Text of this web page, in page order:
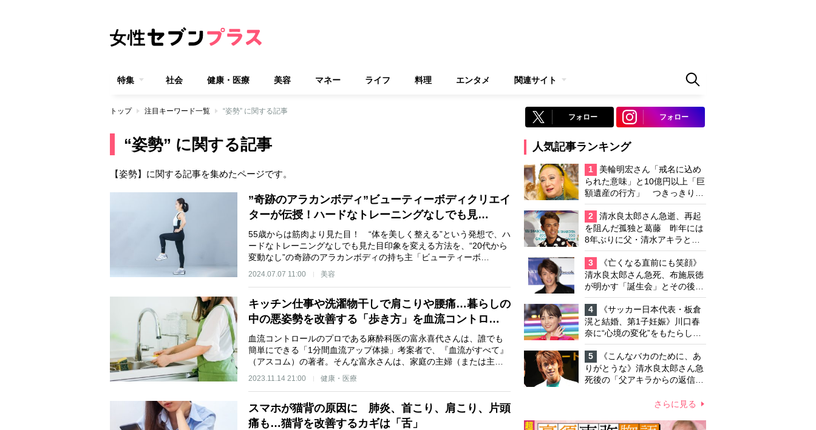
特集 社会 健康・医療 美容 マネー ライフ 料理 エンタメ 関連サイト
トップ 注目キーワード一覧 “姿勢” に関する記事
“姿勢” に関する記事
【姿勢】に関する記事を集めたページです。
”奇跡のアラカンボディ”ビューティーボディクリエイ
ターが伝授！ハードなトレーニングなしでも見…
55歳からは筋肉より見た目！ “体を美しく整える”という発想で、ハ
ードなトレーニングなしでも見た目印象を変える方法を、“20代から
変動なし”の奇跡のアラカンボディの持ち主「ビューティーボ…
2024.07.07 11:00 美容
キッチン仕事や洗濯物干しで肩こりや腰痛…暮らしの
中の悪姿勢を改善する「歩き方」を血流コントロ…
血流コントロールのプロである麻酔科医の富永喜代さんは、誰でも
簡単にできる「1分間血流アップ体操」考案者で、『血流がすべて』
（アスコム）の著者。そんな富永さんは、家庭の主婦（または主…
2023.11.14 21:00 健康・医療
スマホが猫背の原因に 肺炎、首こり、肩こり、片頭
痛も…猫背を改善するカギは「舌」
フォロー フォロー
人気記事ランキング
1
美輪明宏さん「戒名に込め
られた意味」と10億円以上「巨
額遺産の行方」 つきっきりで
私生活をサポートしていた元俳
優が相続か
2
清水良太郎さん急逝、再起
を阻んだ孤独と葛藤 昨年には
8年ぶりに父・清水アキラと共
演、本格的な活動再開に向かっ
ていたが…周囲が懸念していた
「不安定なところ」
3
《亡くなる直前にも笑顔》
清水良太郎さん急死、布施辰徳
が明かす「誕生会」とその後の
メッセージ
4
《サッカー日本代表・板倉
滉と結婚、第1子妊娠》川口春
奈に“心境の変化”をもたらした
主演映画『ママせか』 身を削
って「がんに蝕まれる母」を演
じた壮絶な撮影現場
5
《こんなバカのために、あ
りがとうな》清水良太郎さん急
死後の「父アキラからの返信」
さらに見る